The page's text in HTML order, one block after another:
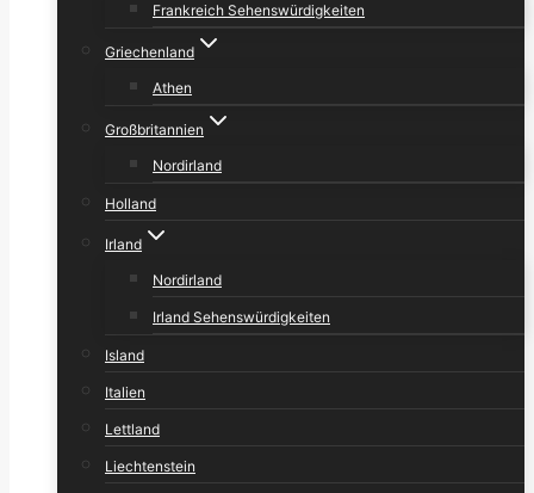
Frankreich Sehenswürdigkeiten
Griechenland
Athen
Großbritannien
Nordirland
Holland
Irland
Nordirland
Irland Sehenswürdigkeiten
Island
Italien
Lettland
Liechtenstein